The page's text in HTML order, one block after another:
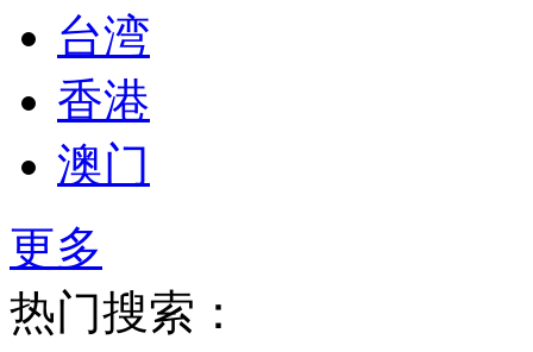
台湾
香港
澳门
更多
热门搜索：